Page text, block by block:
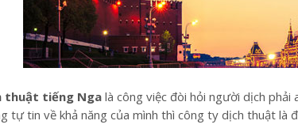
thuật tiếng Nga là công việc đòi hỏi người dịch phải
tự tin về khả năng của mình thì công ty dịch thuật là